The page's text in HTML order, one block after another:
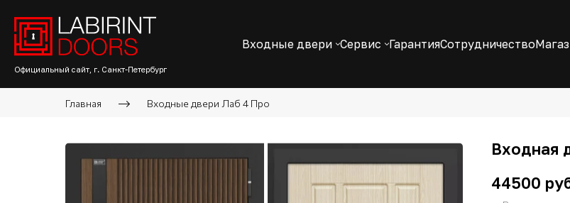
Официальный сайт, г. Санкт-Петербург
Входные двери Сервис ГарантияСотрудничество
Главная Входные двери Лаб 4 Про
Входная
44500